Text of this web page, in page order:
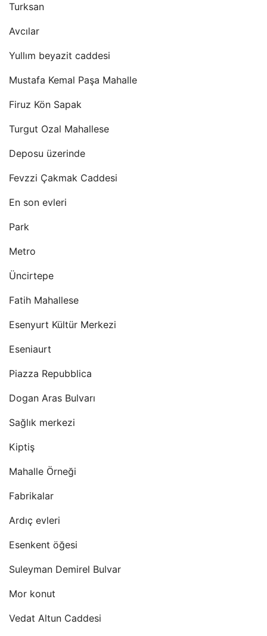
Turksan
Avcılar
Yullım beyazit caddesi
Mustafa Kemal Paşa Mahalle
Firuz Kön Sapak
Turgut Ozal Mahallese
Deposu üzerinde
Fevzzi Çakmak Caddesi
En son evleri
Park
Metro
Üncirtepe
Fatih Mahallese
Esenyurt Kültür Merkezi
Eseniaurt
Piazza Repubblica
Dogan Aras Bulvarı
Sağlık merkezi
Kiptiş
Mahalle Örneği
Fabrikalar
Ardıç evleri
Esenkent öğesi
Suleyman Demirel Bulvar
Mor konut
Vedat Altun Caddesi